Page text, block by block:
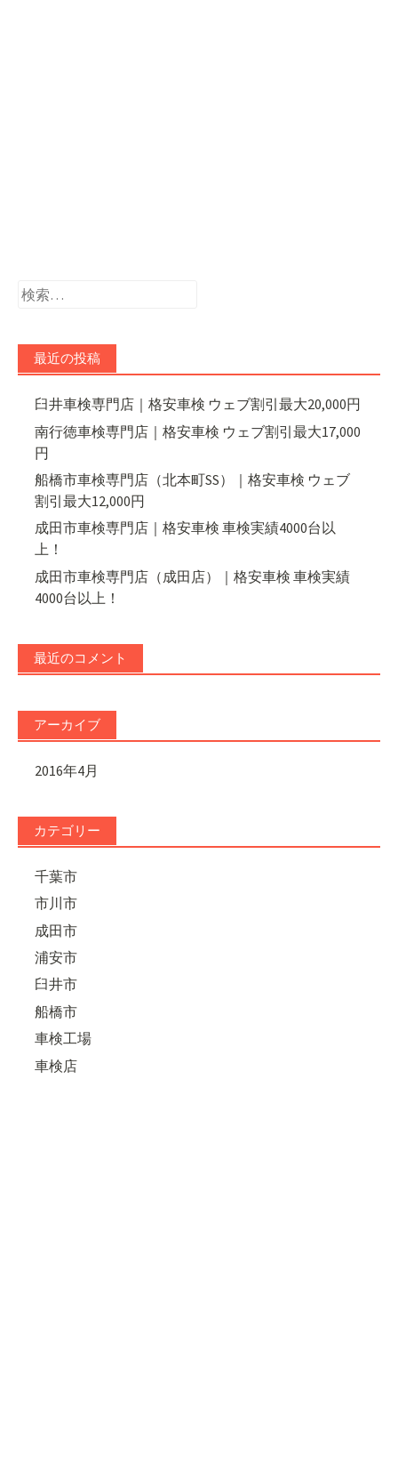
検
最近の投稿
臼井車検専門店｜格安車検 ウェブ割引最大20,000円
南行徳車検専門店｜格安車検 ウェブ割引最大17,000
円
船橋市車検専門店（北本町SS）｜格安車検 ウェブ
割引最大12,000円
成田市車検専門店｜格安車検 車検実績4000台以
上！
成田市車検専門店（成田店）｜格安車検 車検実績
4000台以上！
最近のコメント
アーカイブ
2016年4月
カテゴリー
千葉市
市川市
成田市
浦安市
臼井市
船橋市
車検工場
車検店